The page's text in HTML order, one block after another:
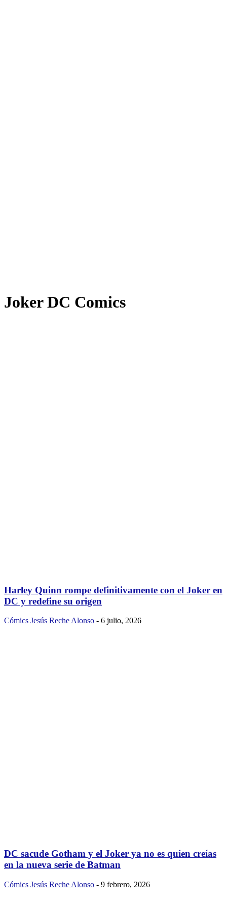
Joker DC Comics
Harley Quinn rompe definitivamente con el Joker en
DC y redefine su origen
Cómics Jesús Reche Alonso - 6 julio, 2026
DC sacude Gotham y el Joker ya no es quien creías
en la nueva serie de Batman
Cómics Jesús Reche Alonso - 9 febrero, 2026